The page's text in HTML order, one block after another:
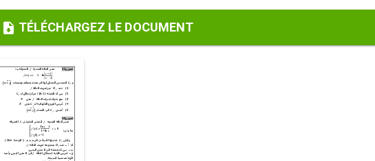
TÉLÉCHARGEZ LE DOCUMENT